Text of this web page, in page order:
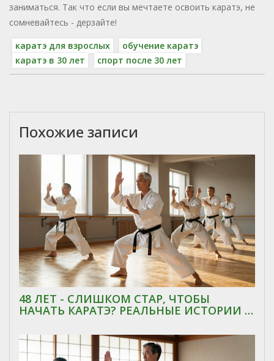
заниматься. Так что если вы мечтаете освоить каратэ, не
сомневайтесь - дерзайте!
каратэ для взрослых
обучение каратэ
каратэ в 30 лет
спорт после 30 лет
Похожие записи
48 ЛЕТ - СЛИШКОМ СТАР, ЧТОБЫ
НАЧАТЬ КАРАТЭ? РЕАЛЬНЫЕ ИСТОРИИ И